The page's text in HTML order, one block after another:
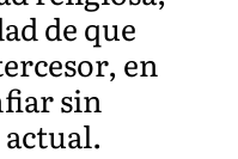
de que
en
sin